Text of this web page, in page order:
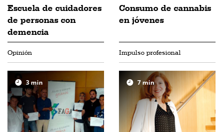
Escuela de cuidadores
de personas con
demencia
Consumo de cannabis
en jóvenes
Opinión
3min
Impulso profesional
7 min